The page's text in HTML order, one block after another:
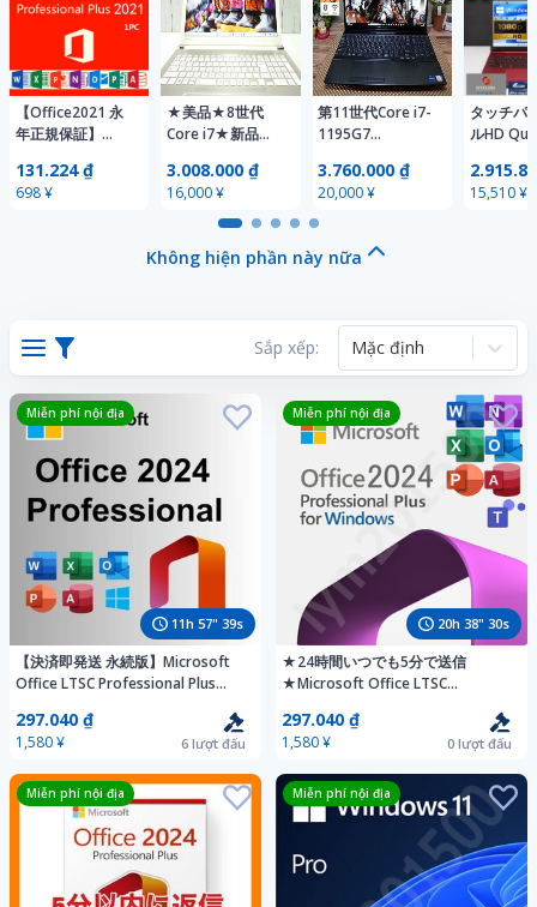
Excel PowerPoin
保証/ライセンス
キー/Word/Excel
ロダクトキー ダ
ウンロー 日本語
【Office2021 永
年正規保証】
2021
Professional Plus
131.224 ₫
698 ¥
★美品★8世代
Core i7★新品
dynabook
T75/GG★i7-
8GB★Windows11★Microsoft
3.008.000 ₫
16,000 ¥
第11世代Core i7-
1195G7
25H2Ver. 最新
Office2024 高速
NVMe(M.2)SSD512GB+HDD1TB
WA3/F3】
8G/DVD-
3.760.000 ₫
20,000 ¥
タッチパ
ルHD
メモリ
版
15,510 ¥
Không hiện phần này nữa
Sắp xếp: Mặc định
11h 57" 37s
Miễn phí nội địa
【決済即発送 永続版】Microsoft
Office LTSC Professional Plus
証 Access Word Excel PowerPoin
297.040 ₫
1,580 ¥ 6 lượt đấu
20h 38" 28s
Miễn phí nội địa
★24時間いつでも5分で送信
★Microsoft Office LTSC
キー 日本語/認証保証/ライセンス
キー/Word/Excel
297.040 ₫
1,580 ¥ 0 lượt đấu
Miễn phí nội địa Miễn phí nội địa